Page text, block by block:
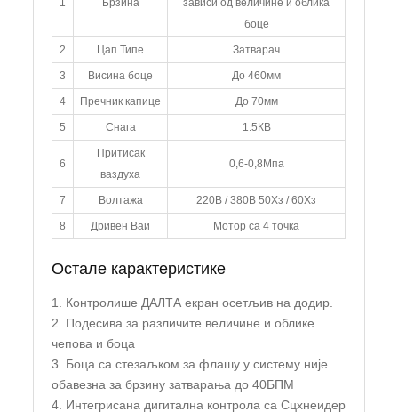
1 Брзина
зависи од величине и облика
боце
2 Цап Типе Затварач
3 Висина боце До 460мм
4 Пречник капице До 70мм
5 Снага 1.5КВ
6
Притисак
ваздуха
0,6-0,8Мпа
7 Волтажа 220В / 380В 50Хз / 60Хз
8 Дривен Ваи Мотор са 4 точка
Остале карактеристике
1. Контролише ДАЛТА екран осетљив на додир.
2. Подесива за различите величине и облике
чепова и боца
3. Боца са стезаљком за флашу у систему није
обавезна за брзину затварања до 40БПМ
4. Интегрисана дигитална контрола са Сцхнеидер